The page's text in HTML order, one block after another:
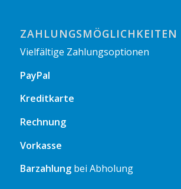
ZAHLUNGSMÖGLICHKEITEN
Vielfältige Zahlungsoptionen
PayPal
Kreditkarte
Rechnung
Vorkasse
Barzahlungbei Abholung